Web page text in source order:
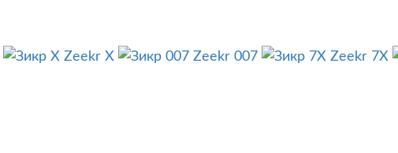
Zeekr X Zeekr 007 Zeekr 7X